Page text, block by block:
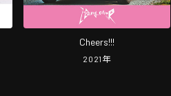
Cheers!!!
2021 年